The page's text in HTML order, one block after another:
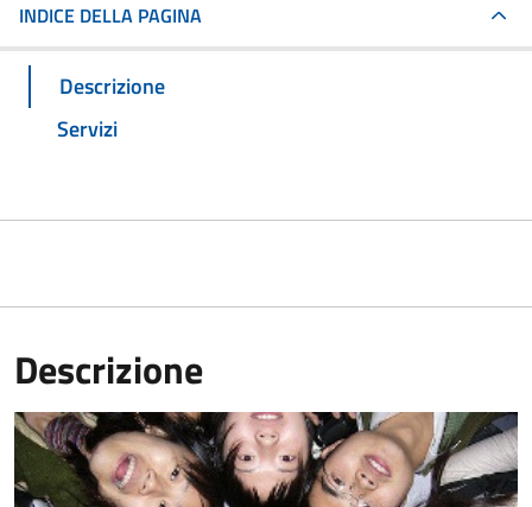
INDICE DELLA PAGINA
Descrizione
Servizi
Descrizione